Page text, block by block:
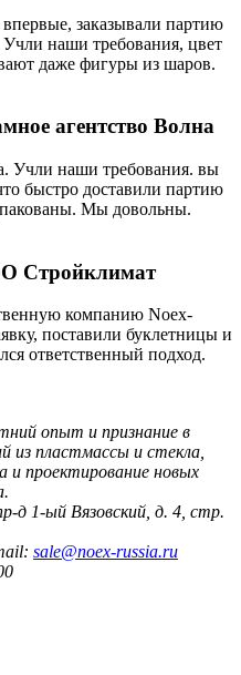
заказывали партию
наши требования, цвет
даже фигуры из шаров.
агентство Волна
Учли наши требования. вы
быстро доставили партию
Мы довольны.
Стройклимат
компанию Noex-
поставили буклетницы и
ответственный подход.
опыт и признание в
из пластмассы и стекла,
и проектирование новых
д 1-ый Вязовский, д. 4, стр.
sale@noex-russia.ru